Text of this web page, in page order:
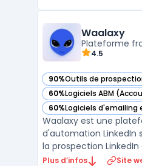
leurs besoins
en ...
Waalaxy
Plateforme
4.5
90%Outils de
— voir Waalaxy dans
60%Logiciels ABM
— voir Waalaxy dans
60%Logiciels
— voir Waalaxy dans
Waalaxy est une
d'automation LinkedIn
la prospection
leads B2B. Elle
Plus d’infos Site